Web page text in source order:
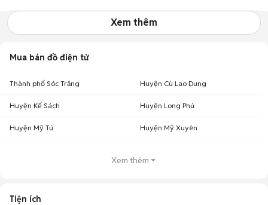
Xem thêm
Mua bán đồ điện tử
Thành phố Sóc Trăng Huyện Cù Lao Dung
Huyện Kế Sách Huyện Long Phú
Huyện Mỹ Tú Huyện Mỹ Xuyên
Xem thêm
Tiện ích